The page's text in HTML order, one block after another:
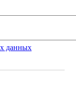
данных